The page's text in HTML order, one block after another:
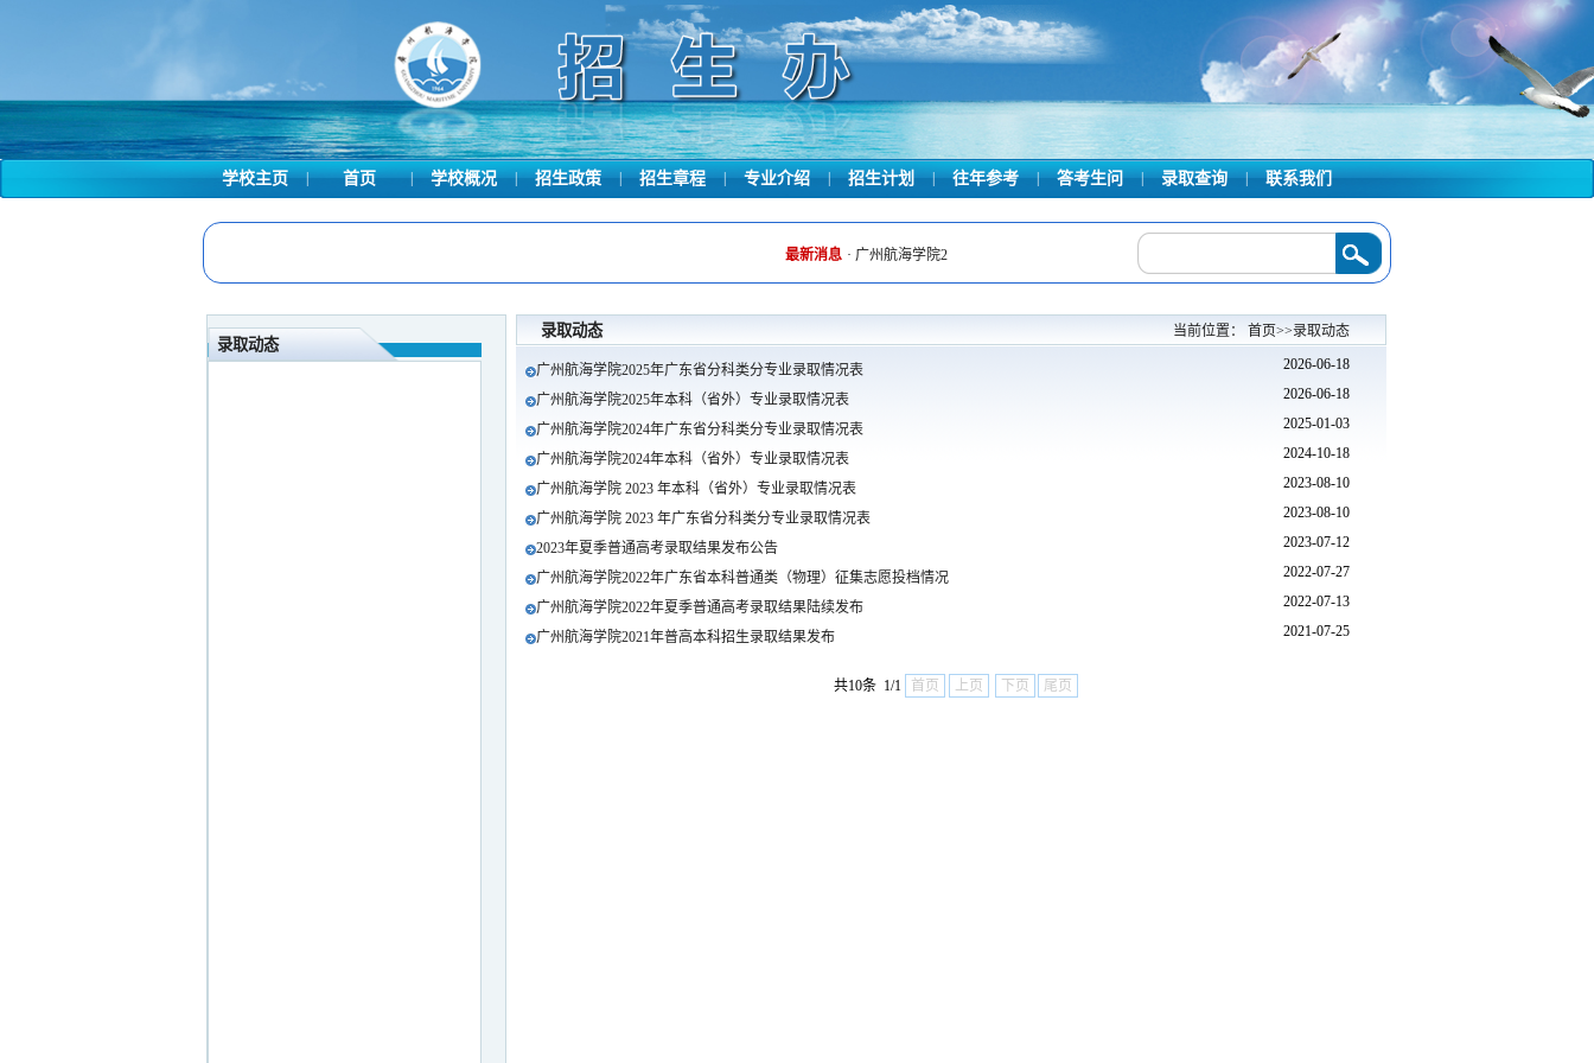
学校主页 | 首页 | 学校概况 | 招生政策 | 招生章程 | 专业介绍 | 招生计划 | 往年参考 | 答考生问 | 录取查询 | 联系我们
最新消息 · 广州航海学院2026年夏季高考录取结果最新发布 广州航海学院2026年夏季普通高考招生简章
录取动态
录取动态 当前位置： 首页>>录取动态
广州航海学院2025年广东省分科类分专业录取情况表 2026-06-18
广州航海学院2025年本科（省外）专业录取情况表 2026-06-18
广州航海学院2024年广东省分科类分专业录取情况表 2025-01-03
广州航海学院2024年本科（省外）专业录取情况表 2024-10-18
广州航海学院 2023 年本科（省外）专业录取情况表 2023-08-10
广州航海学院 2023 年广东省分科类分专业录取情况表 2023-08-10
2023年夏季普通高考录取结果发布公告 2023-07-12
广州航海学院2022年广东省本科普通类（物理）征集志愿投档情况 2022-07-27
广州航海学院2022年夏季普通高考录取结果陆续发布 2022-07-13
广州航海学院2021年普高本科招生录取结果发布 2021-07-25
共10条 1/1 首页 上页 下页 尾页